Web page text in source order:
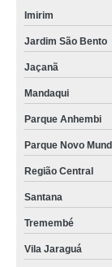
Imirim
Jardim São Bento
Jaçanã
Mandaqui
Parque Anhembi
Parque Novo
Região Central
Santana
Tremembé
Vila Jaraguá